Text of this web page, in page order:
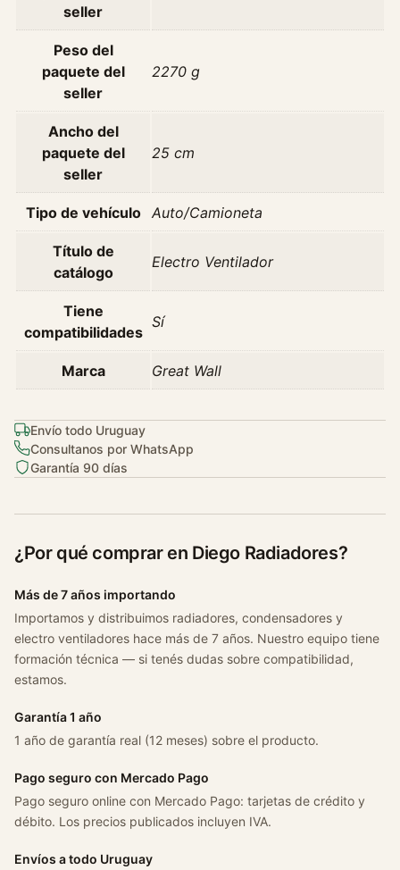
4
t
d
seller
Peso del
paquete del
seller
2270 g
Ancho del
paquete del
seller
25 cm
Tipo de vehículo Auto/Camioneta
Título de
catálogo
Electro Ventilador
Tiene
compatibilidades
Sí
Marca Great Wall
Envío todo Uruguay
Consultanos por WhatsApp
Garantía 90 días
¿Por qué comprar en Diego Radiadores?
Más de 7 años importando
Importamos y distribuimos radiadores, condensadores y
electro ventiladores hace más de 7 años. Nuestro equipo tiene
formación técnica — si tenés dudas sobre compatibilidad,
estamos.
Garantía 1 año
1 año de garantía real (12 meses) sobre el producto.
Pago seguro con Mercado Pago
Pago seguro online con Mercado Pago: tarjetas de crédito y
débito. Los precios publicados incluyen IVA.
Envíos a todo Uruguay